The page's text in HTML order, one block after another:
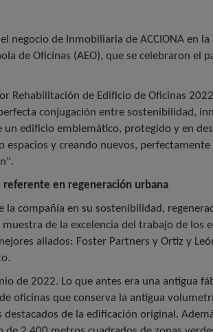
negocio de Inmobiliaria de ACCIONA en la
de Oficinas (AEO), que se celebraron el
Rehabilitación de Edificio de Oficinas
conjugación entre sostenibilidad,
un edificio emblemático, protegido y en
espacios y creando nuevos,
en regeneración urbana
la compañía en su sostenibilidad,
de la excelencia del trabajo de los
aliados: Foster Partners y Ortiz y
de 2022. Lo que antes era una antigua
oficinas que conserva la antigua
de la edificación original.